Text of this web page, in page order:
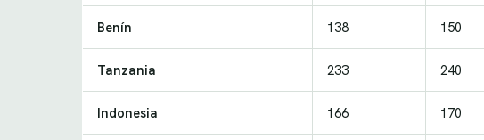
Benín 138 150
Tanzania 233 240
Indonesia 166 170